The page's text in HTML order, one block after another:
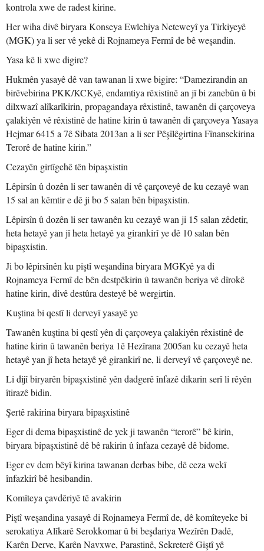
kontrola xwe de radest kirine.
Her wiha divê biryara Konseya Ewlehiya Neteweyî ya Tirkiyeyê
(MGK) ya li ser vê yekê di Rojnameya Fermî de bê weşandin.
Yasa kê li xwe digire?
Hukmên yasayê dê van tawanan li xwe bigire: “Damezirandin an
birêvebirina PKK/KCKyê, endamtiya rêxistinê an jî bi zanebûn û bi
dilxwazî alîkarîkirin, propagandaya rêxistinê, tawanên di çarçoveya
çalakiyên vê rêxistinê de hatine kirin û tawanên di çarçoveya Yasaya
Hejmar 6415 a 7ê Sibata 2013an a li ser Pêşîlêgirtina Fînansekirina
Terorê de hatine kirin.”
Cezayên girtîgehê tên bipaşxistin
Lêpirsîn û dozên li ser tawanên di vê çarçoveyê de ku cezayê wan
15 sal an kêmtir e dê ji bo 5 salan bên bipaşxistin.
Lêpirsîn û dozên li ser tawanên ku cezayê wan ji 15 salan zêdetir,
heta hetayê yan jî heta hetayê ya girankirî ye dê 10 salan bên
bipaşxistin.
Ji bo lêpirsînên ku piştî weşandina biryara MGKyê ya di
Rojnameya Fermî de bên destpêkirin û tawanên beriya vê dîrokê
hatine kirin, divê destûra desteyê bê wergirtin.
Kuştina bi qestî li derveyî yasayê ye
Tawanên kuştina bi qestî yên di çarçoveya çalakiyên rêxistinê de
hatine kirin û tawanên beriya 1ê Hezîrana 2005an ku cezayê heta
hetayê yan jî heta hetayê yê girankirî ne, li derveyî vê çarçoveyê ne.
Li dijî biryarên bipaşxistinê yên dadgerê înfazê dikarin serî li rêyên
îtirazê bidin.
Şertê rakirina biryara bipaşxistinê
Eger di dema bipaşxistinê de yek ji tawanên “terorê” bê kirin,
biryara bipaşxistinê dê bê rakirin û înfaza cezayê dê bidome.
Eger ev dem bêyî kirina tawanan derbas bibe, dê ceza wekî
înfazkirî bê hesibandin.
Komîteya çavdêriyê tê avakirin
Piştî weşandina yasayê di Rojnameya Fermî de, dê komîteyeke bi
serokatiya Alîkarê Serokkomar û bi beşdariya Wezîrên Dadê,
Karên Derve, Karên Navxwe, Parastinê, Sekreterê Giştî yê